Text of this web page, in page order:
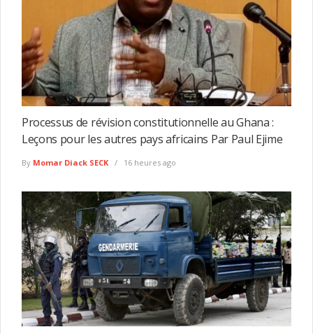
Processus de révision constitutionnelle au Ghana :
Leçons pour les autres pays africains Par Paul Ejime
By Momar Diack SECK 16 heures ago